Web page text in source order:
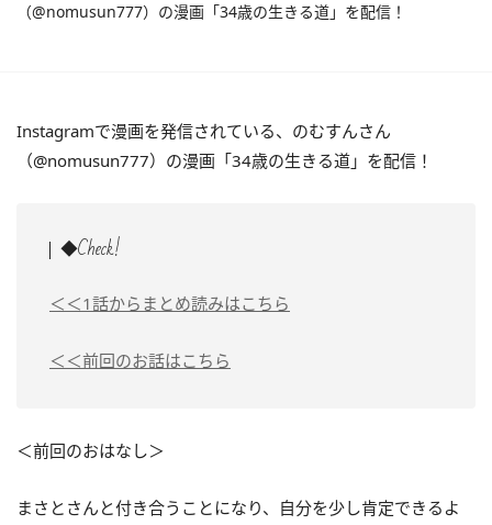
（@nomusun777）の漫画「34歳の生きる道」を配信！
Instagramで漫画を発信されている、のむすんさん
（@nomusun777）の漫画「34歳の生きる道」を配信！
◆Check!
＜＜1話からまとめ読みはこちら
＜＜前回のお話はこちら
＜前回のおはなし＞
まさとさんと付き合うことになり、自分を少し肯定できるよ